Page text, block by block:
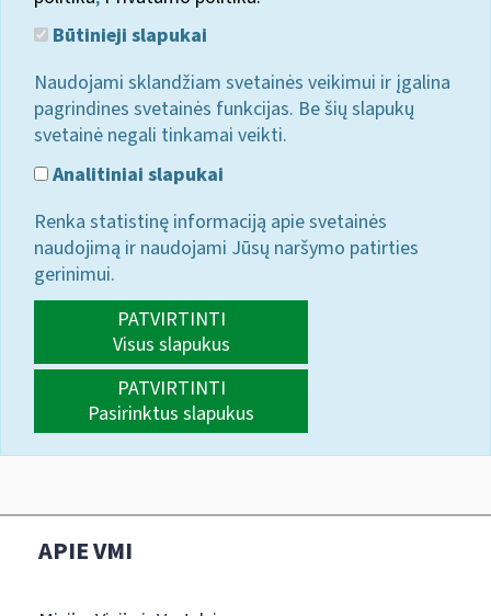
Būtinieji slapukai
Naudojami sklandžiam svetainės veikimui ir įgalina
pagrindines svetainės funkcijas. Be šių slapukų
svetainė negali tinkamai veikti.
Analitiniai slapukai
Renka statistinę informaciją apie svetainės
naudojimą ir naudojami Jūsų naršymo patirties
gerinimui.
PATVIRTINTI
Visus slapukus
PATVIRTINTI
Pasirinktus slapukus
APIE VMI